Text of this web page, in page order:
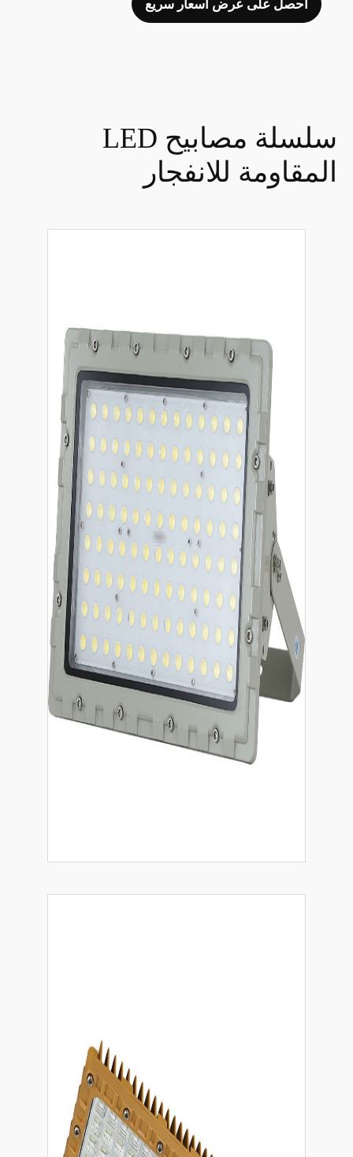
احصل على عرض أسعار سريع
سلسلة مصابيح LED
المقاومة للانفجار